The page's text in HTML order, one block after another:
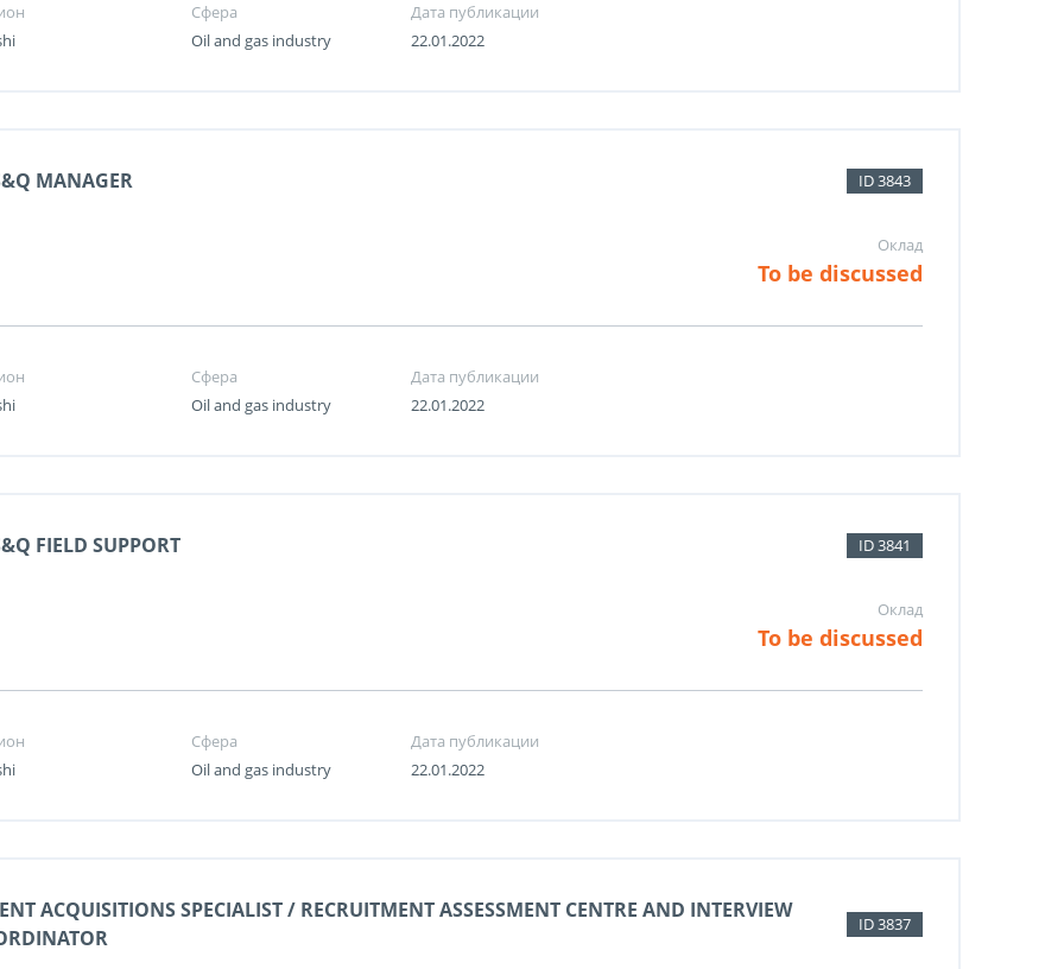
Сфера
Дата публикации
Oil and gas industry 22.01.2022
MANAGER ID 3843
Оклад
To be discussed
Сфера
Дата публикации
Oil and gas industry 22.01.2022
FIELD SUPPORT ID 3841
Оклад
To be discussed
Сфера
Дата публикации
Oil and gas industry 22.01.2022
ACQUISITIONS SPECIALIST / RECRUITMENT ASSESSMENT CENTRE AND INTERVIEW
ID 3837